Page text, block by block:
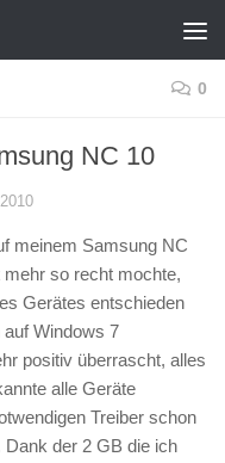
0
NC 10
meinem Samsung NC
mehr so recht mochte,
Gerätes entschieden
Windows 7
positiv überrascht, alles
alle Geräte
Treiber schon
der 2 GB die ich